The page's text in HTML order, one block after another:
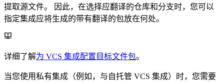
提取源文件。 因此，在选择应翻译的仓库和分支时，您可以
指定集成应将生成的带有翻译的包放在何处。
详细了解为 VCS 集成配置目标文件包。
当您使用私有集成（例如，与自托管 VCS 集成）时，您需要